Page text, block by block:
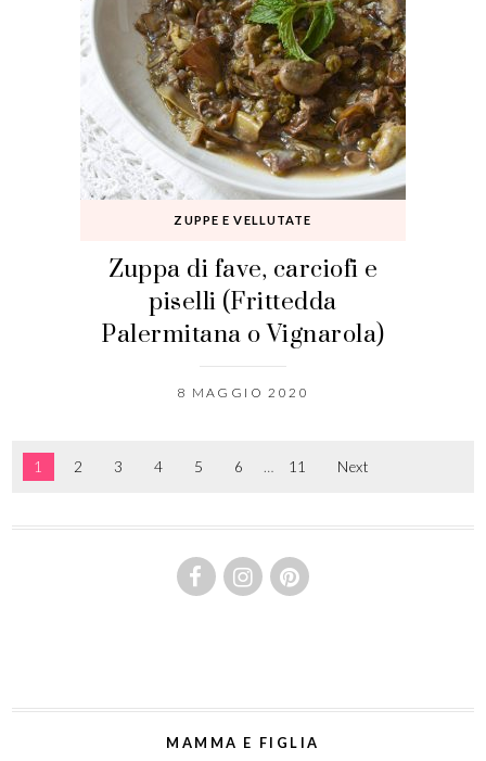
ZUPPE E VELLUTATE
Zuppa di fave, carciofi e
piselli (Frittedda
Palermitana o Vignarola)
8 MAGGIO 2020
1 2 3 4 5 6 … 11 Next
MAMMA E FIGLIA